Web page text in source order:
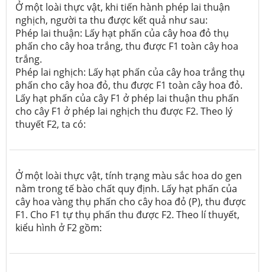
Ở một loài thực vật, khi tiến hành phép lai thuận
nghịch, người ta thu được kết quả như sau:
Phép lai thuận: Lấy hạt phấn của cây hoa đỏ thụ
phấn cho cây hoa trắng, thu được F1 toàn cây hoa
trắng.
Phép lai nghịch: Lấy hạt phấn của cây hoa trắng thụ
phấn cho cây hoa đỏ, thu được F1 toàn cây hoa đỏ.
Lấy hạt phấn của cây F1 ở phép lai thuận thu phấn
cho cây F1 ở phép lai nghịch thu được F2. Theo lý
thuyết F2, ta có:
Ở một loài thực vật, tính trạng màu sắc hoa do gen
nằm trong tế bào chất quy định. Lấy hạt phấn của
cây hoa vàng thụ phấn cho cây hoa đỏ (P), thu được
F1. Cho F1 tự thụ phấn thu được F2. Theo lí thuyết,
kiểu hình ở F2 gồm: